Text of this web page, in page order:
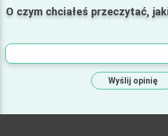
O czym chciałeś przeczytać,
Wyślij opinię